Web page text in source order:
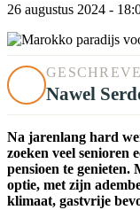
26 augustus 2024 -
Nawel
Na jarenlang hard
zoeken veel senioren
pensioen te
optie, met zijn
klimaat, gastvrije